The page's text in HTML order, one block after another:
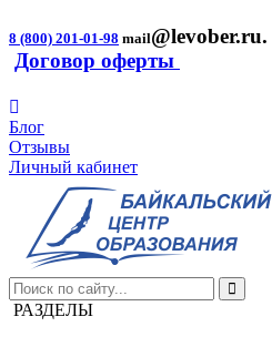
8 (800) 201-01-98 mail@levober.ru.
Договор оферты
Блог
Отзывы
Личный кабинет
РАЗДЕЛЫ